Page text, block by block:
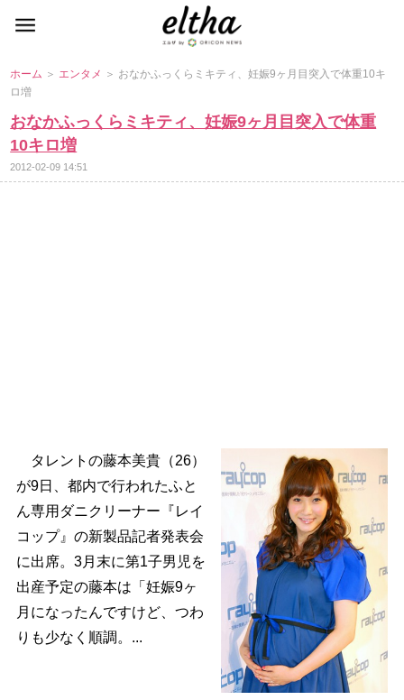
ホーム ＞ エンタメ ＞ おなかふっくらミキティ、妊娠9ヶ月目突入で体重10キ
ロ増
おなかふっくらミキティ、妊娠9ヶ月目突入で体重
10キロ増
2012-02-09 14:51
タレントの藤本美貴（26）
が9日、都内で行われたふと
ん専用ダニクリーナー『レイ
コップ』の新製品記者発表会
に出席。3月末に第1子男児を
出産予定の藤本は「妊娠9ヶ
月になったんですけど、つわ
りも少なく順調。...